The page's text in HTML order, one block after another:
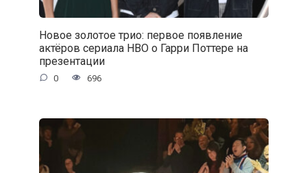
Новое золотое трио: первое появление
актёров сериала HBO о Гарри Поттере на
презентации
0 696